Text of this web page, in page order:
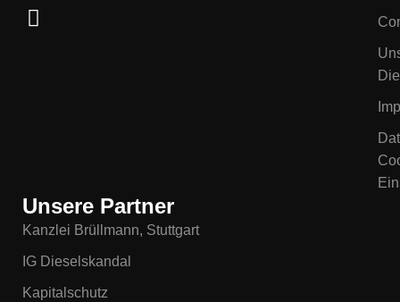
Unsere Partner
Kanzlei Brüllmann, Stuttgart
IG Dieselskandal
Kapitalschutz